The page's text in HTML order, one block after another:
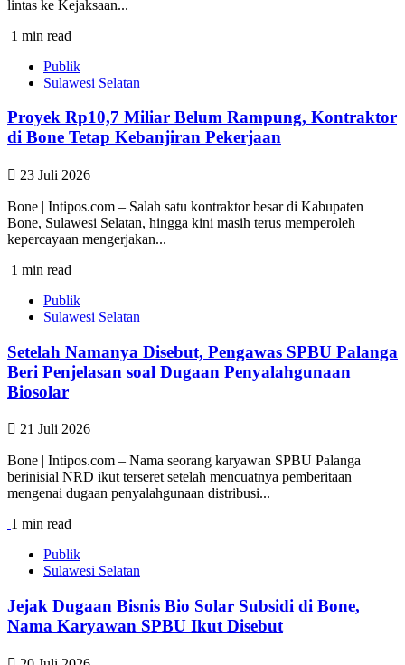
lintas ke Kejaksaan...
1 min read
Publik
Sulawesi Selatan
Proyek Rp10,7 Miliar Belum Rampung, Kontraktor
di Bone Tetap Kebanjiran Pekerjaan
23 Juli 2026
Bone | Intipos.com – Salah satu kontraktor besar di Kabupaten
Bone, Sulawesi Selatan, hingga kini masih terus memperoleh
kepercayaan mengerjakan...
1 min read
Publik
Sulawesi Selatan
Setelah Namanya Disebut, Pengawas SPBU Palanga
Beri Penjelasan soal Dugaan Penyalahgunaan
Biosolar
21 Juli 2026
Bone | Intipos.com – Nama seorang karyawan SPBU Palanga
berinisial NRD ikut terseret setelah mencuatnya pemberitaan
mengenai dugaan penyalahgunaan distribusi...
1 min read
Publik
Sulawesi Selatan
Jejak Dugaan Bisnis Bio Solar Subsidi di Bone,
Nama Karyawan SPBU Ikut Disebut